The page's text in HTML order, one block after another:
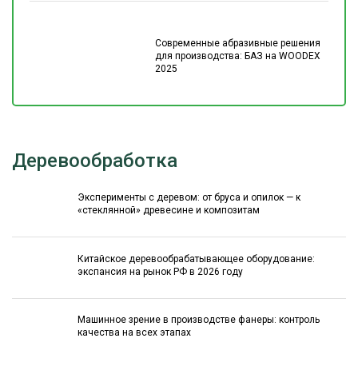
Современные абразивные решения
для производства: БАЗ на WOODEX
2025
Деревообработка
Эксперименты с деревом: от бруса и опилок — к
«стеклянной» древесине и композитам
Китайское деревообрабатывающее оборудование:
экспансия на рынок РФ в 2026 году
Машинное зрение в производстве фанеры: контроль
качества на всех этапах